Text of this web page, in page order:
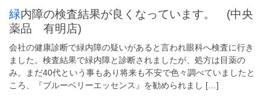
緑内障の検査結果が良くなっています。 (中央
薬品 有明店)
会社の健康診断で緑内障の疑いがあると言われ眼科へ検査に行き
ました。検査結果で緑内障と診断されましたが、処方は目薬の
み。まだ40代という事もあり将来も不安で色々調べていましたと
ころ、『ブルーベリーエッセンス』を勧められまし […]